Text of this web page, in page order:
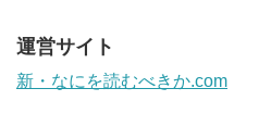
運営サイト
新・なにを読むべきか.com